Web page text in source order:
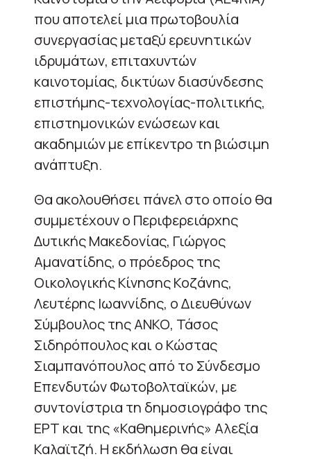
που αποτελεί μια πρωτοβουλία
συνεργασίας μεταξύ ερευνητικών
ιδρυμάτων, επιταχυντών
καινοτομίας, δικτύων διασύνδεσης
επιστήμης-τεχνολογίας-πολιτικής,
επιστημονικών ενώσεων και
ακαδημιών με επίκεντρο τη βιώσιμη
ανάπτυξη.
Θα ακολουθήσει πάνελ στο οποίο θα
συμμετέχουν ο Περιφερειάρχης
Δυτικής Μακεδονίας, Γιώργος
Αμανατίδης, ο πρόεδρος της
Οικολογικής Κίνησης Κοζάνης,
Λευτέρης Ιωαννίδης, ο Διευθύνων
Σύμβουλος της ΑΝΚΟ, Τάσος
Σιδηρόπουλος και ο Κώστας
Σιαμπανόπουλος από το Σύνδεσμο
Επενδυτών Φωτοβολταϊκών, με
συντονίστρια τη δημοσιογράφο της
ΕΡΤ και της «Καθημερινής» Αλεξία
Καλαϊτζή. Η εκδήλωση θα είναι